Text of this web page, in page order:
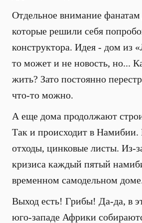
Отдельное внимание фанатам
которые решили себя
конструктора. Идея - дом из
то может и не новость, но...
жить? Зато постоянно
что-то можно.
А еще дома продолжают
Так и происходит в Намибии.
отходы, цинковые листы. Из-
кризиса каждый пятый
временном самодельном
Выход есть! Грибы! Да-да, в
юго-западе Африки